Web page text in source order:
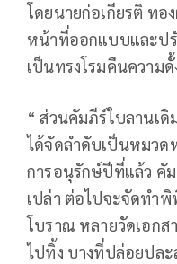
โดยนายก่อเกียรติ ท
หน้าที่ออกแบบและป
เป็นทรงโรมคืนความดั้
“ ส่วนคัมภีร์ใบลานเ
ได้จัดลำดับเป็นหมวด
การอนุรักษ์ปีที่แล้ว คัม
เปล่า ต่อไปจะจัดทำ
โบราณ หลายวัดเอกส
ไปทิ้ง บางที่ปล่อยปละ